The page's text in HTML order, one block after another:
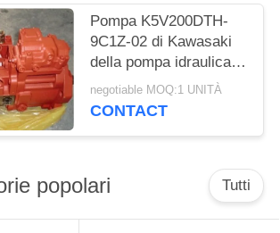
Pompa K5V200DTH-
9C1Z-02 di Kawasaki
della pompa idraulica
dell'escavatore di
Hyundai R500
negotiable MOQ:1 UNITÀ
CONTACT
popolari Tutti